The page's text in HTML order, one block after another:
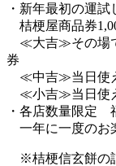
・新年最初の運
桔梗屋商品券
≪大吉≫その場で
券
≪中吉≫当日使
≪小吉≫当日使
・各店数量限定
一年に一度のお
※桔梗信玄餅の